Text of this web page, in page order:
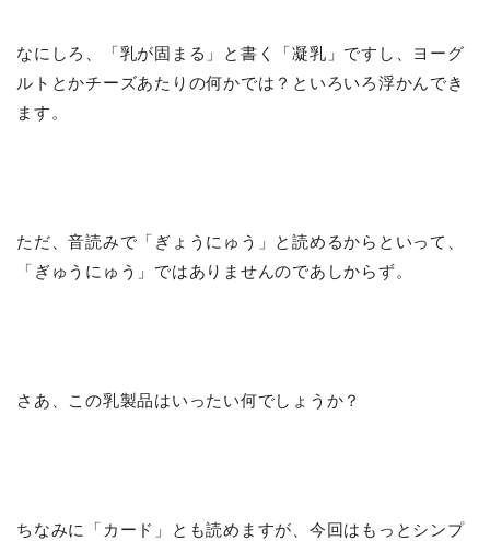
なにしろ、「乳が固まる」と書く「凝乳」ですし、ヨーグ
ルトとかチーズあたりの何かでは？といろいろ浮かんでき
ます。
ただ、音読みで「ぎょうにゅう」と読めるからといって、
「ぎゅうにゅう」ではありませんのであしからず。
さあ、この乳製品はいったい何でしょうか？
ちなみに「カード」とも読めますが、今回はもっとシンプ